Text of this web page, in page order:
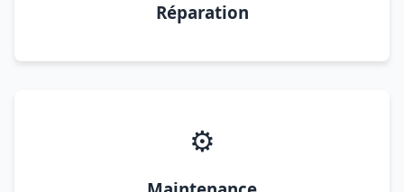
Réparation
⚙️